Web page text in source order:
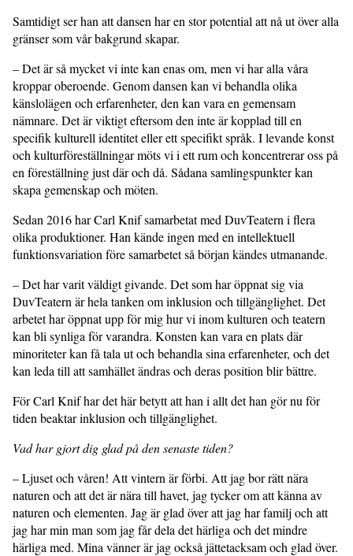
Samtidigt ser han att dansen har en stor potential att nå ut över alla
gränser som vår bakgrund skapar.
– Det är så mycket vi inte kan enas om, men vi har alla våra
kroppar oberoende. Genom dansen kan vi behandla olika
känslolägen och erfarenheter, den kan vara en gemensam
nämnare. Det är viktigt eftersom den inte är kopplad till en
specifik kulturell identitet eller ett specifikt språk. I levande konst
och kulturföreställningar möts vi i ett rum och koncentrerar oss på
en föreställning just där och då. Sådana samlingspunkter kan
skapa gemenskap och möten.
Sedan 2016 har Carl Knif samarbetat med DuvTeatern i flera
olika produktioner. Han kände ingen med en intellektuell
funktionsvariation före samarbetet så början kändes utmanande.
– Det har varit väldigt givande. Det som har öppnat sig via
DuvTeatern är hela tanken om inklusion och tillgänglighet. Det
arbetet har öppnat upp för mig hur vi inom kulturen och teatern
kan bli synliga för varandra. Konsten kan vara en plats där
minoriteter kan få tala ut och behandla sina erfarenheter, och det
kan leda till att samhället ändras och deras position blir bättre.
För Carl Knif har det här betytt att han i allt det han gör nu för
tiden beaktar inklusion och tillgänglighet.
Vad har gjort dig glad på den senaste tiden?
– Ljuset och våren! Att vintern är förbi. Att jag bor rätt nära
naturen och att det är nära till havet, jag tycker om att känna av
naturen och elementen. Jag är glad över att jag har familj och att
jag har min man som jag får dela det härliga och det mindre
härliga med. Mina vänner är jag också jättetacksam och glad över.